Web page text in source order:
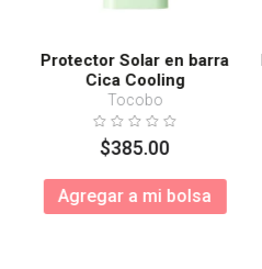
Protector Solar en barra
Cica Cooling
Tocobo
$385.00
Agregar a mi bolsa